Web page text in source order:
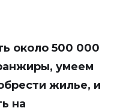
около 500 000
умеем
жилье, и
на